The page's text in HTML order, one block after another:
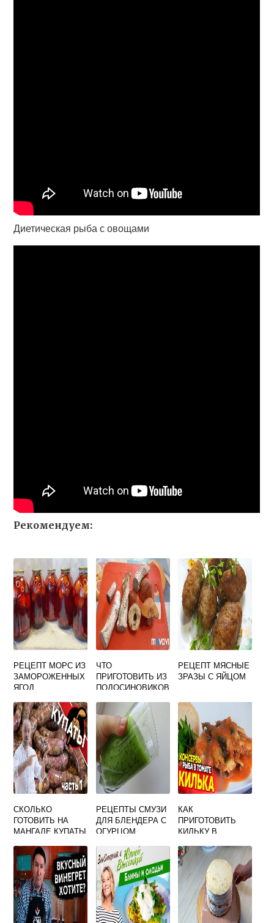
Диетическая рыба с овощами
Рекомендуем:
РЕЦЕПТ МОРС ИЗ
ЗАМОРОЖЕННЫХ
ЯГОД
ЧТО
ПРИГОТОВИТЬ ИЗ
ПОДОСИНОВИКОВ
ПОДБЕРЕЗОВИКО
В
РЕЦЕПТ МЯСНЫЕ
ЗРАЗЫ С ЯЙЦОМ
СКОЛЬКО
ГОТОВИТЬ НА
МАНГАЛЕ КУПАТЫ
РЕЦЕПТЫ СМУЗИ
ДЛЯ БЛЕНДЕРА С
ОГУРЦОМ
КАК
ПРИГОТОВИТЬ
КИЛЬКУ В
СОУСЕ